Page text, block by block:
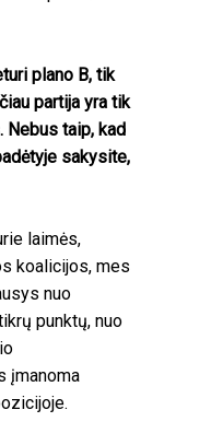
plano B, tik
partija yra tik
Nebus taip, kad
sakysite,
laimės,
koalicijos, mes
nuo
punktų, nuo
įmanoma